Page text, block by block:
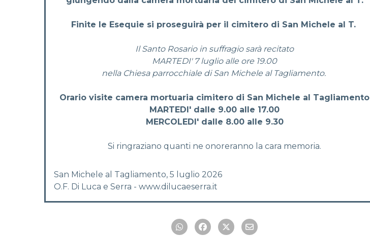
Finite le Esequie si proseguirà per il cimitero di San Michele al T.
Il Santo Rosario in suffragio sarà recitato
MARTEDI' 7 luglio alle ore 19.00
nella Chiesa parrocchiale di San Michele al Tagliamento.
Orario visite camera mortuaria cimitero di San Michele al Tagliamento
MARTEDI' dalle 9.00 alle 17.00
MERCOLEDI' dalle 8.00 alle 9.30
Si ringraziano quanti ne onoreranno la cara memoria.
San Michele al Tagliamento, 5 luglio 2026
O.F. Di Luca e Serra - www.dilucaeserra.it